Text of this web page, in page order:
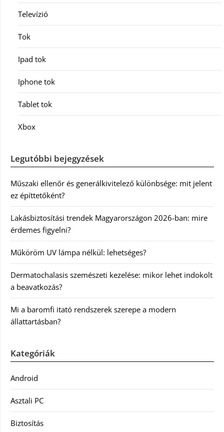
Televízió
Tok
Ipad tok
Iphone tok
Tablet tok
Xbox
Legutóbbi bejegyzések
Műszaki ellenőr és generálkivitelező különbsége: mit jelent
ez építtetőként?
Lakásbiztosítási trendek Magyarországon 2026-ban: mire
érdemes figyelni?
Műköröm UV lámpa nélkül: lehetséges?
Dermatochalasis szemészeti kezelése: mikor lehet indokolt
a beavatkozás?
Mi a baromfi itató rendszerek szerepe a modern
állattartásban?
Kategóriák
Android
Asztali PC
Biztosítás